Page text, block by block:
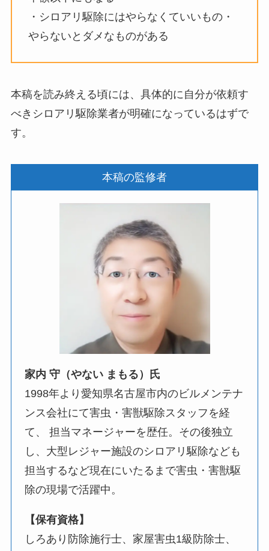
・シロアリ駆除にはやらなくていいもの・
やらないとダメなものがある
本稿を読み終える頃には、具体的に自分が依頼す
べきシロアリ駆除業者が明確になっているはずで
す。
本稿の監修者
家内 守（やない まもる）氏
1998年より愛知県名古屋市内のビルメンテナ
ンス会社にて害虫・害獣駆除スタッフを経
て、 担当マネージャーを歴任。その後独立
し、大型レジャー施設のシロアリ駆除なども
担当するなど現在にいたるまで害虫・害獣駆
除の現場で活躍中。
【保有資格】
しろあり防除施行士、家屋害虫1級防除士、